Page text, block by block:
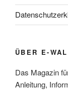
ÜBER E-
Das Magazin
Anleitung,